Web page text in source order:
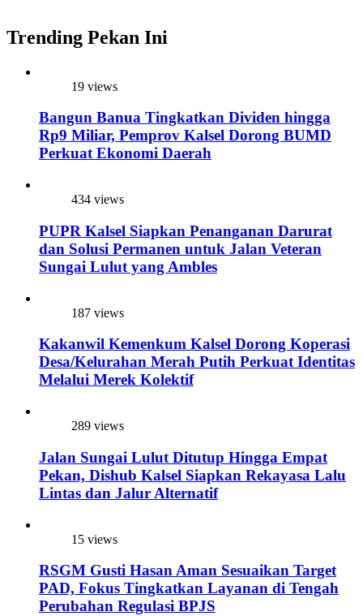
Trending Pekan Ini
19 views
Bangun Banua Tingkatkan Dividen hingga
Rp9 Miliar, Pemprov Kalsel Dorong BUMD
Perkuat Ekonomi Daerah
434 views
PUPR Kalsel Siapkan Penanganan Darurat
dan Solusi Permanen untuk Jalan Veteran
Sungai Lulut yang Ambles
187 views
Kakanwil Kemenkum Kalsel Dorong Koperasi
Desa/Kelurahan Merah Putih Perkuat Identitas
Melalui Merek Kolektif
289 views
Jalan Sungai Lulut Ditutup Hingga Empat
Pekan, Dishub Kalsel Siapkan Rekayasa Lalu
Lintas dan Jalur Alternatif
15 views
RSGM Gusti Hasan Aman Sesuaikan Target
PAD, Fokus Tingkatkan Layanan di Tengah
Perubahan Regulasi BPJS